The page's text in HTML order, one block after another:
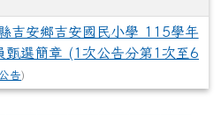
吉安鄉吉安國民小學 115學年
甄選簡章 (1次公告分第1次至6
告)